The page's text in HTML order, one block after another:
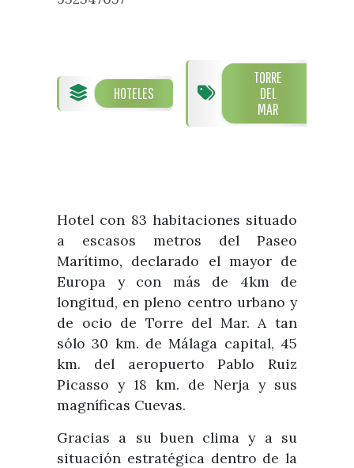
Punto Ayuntamiento
Historia
Historia del municipio
Artesanía
Empresas de subtropicales
Visitas
Fiestas de singularidad turística
Semana Santa de Vélez-
Málaga
Direcciones y teléfonos del
Ayuntamiento
HOTELES
TORRE
DEL
MAR
Hotel con 83 habitaciones situado
a escasos metros del Paseo
Marítimo, declarado el mayor de
Europa y con más de 4km de
longitud, en pleno centro urbano y
de ocio de Torre del Mar. A tan
sólo 30 km. de Málaga capital, 45
km. del aeropuerto Pablo Ruiz
Picasso y 18 km. de Nerja y sus
magníficas Cuevas.
Gracias a su buen clima y a su
situación estratégica dentro de la